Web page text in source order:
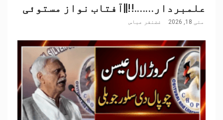
علمبردار…….!!||آفتاب نواز مستوئی
مئی 18, 2026 غضنفر عباس